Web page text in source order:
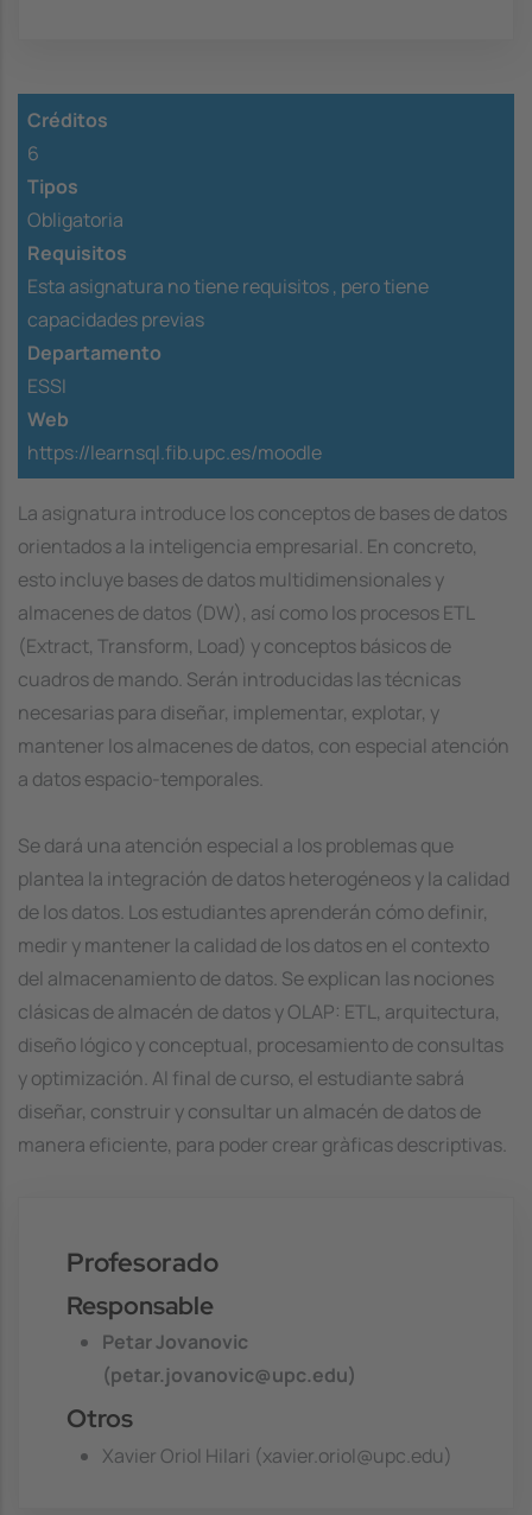
Créditos
6
Tipos
Obligatoria
Requisitos
Esta asignatura no tiene requisitos , pero tiene
capacidades previas
Departamento
ESSI
Web
https://learnsql.fib.upc.es/moodle
La asignatura introduce los conceptos de bases de datos
orientados a la inteligencia empresarial. En concreto,
esto incluye bases de datos multidimensionales y
almacenes de datos (DW), así como los procesos ETL
(Extract, Transform, Load) y conceptos básicos de
cuadros de mando. Serán introducidas las técnicas
necesarias para diseñar, implementar, explotar, y
mantener los almacenes de datos, con especial atención
a datos espacio-temporales.
Se dará una atención especial a los problemas que
plantea la integración de datos heterogéneos y la calidad
de los datos. Los estudiantes aprenderán cómo definir,
medir y mantener la calidad de los datos en el contexto
del almacenamiento de datos. Se explican las nociones
clásicas de almacén de datos y OLAP: ETL, arquitectura,
diseño lógico y conceptual, procesamiento de consultas
y optimización. Al final de curso, el estudiante sabrá
diseñar, construir y consultar un almacén de datos de
manera eficiente, para poder crear gràficas descriptivas.
Profesorado
Responsable
Petar Jovanovic
(petar.jovanovic@upc.edu)
Otros
Xavier Oriol Hilari (xavier.oriol@upc.edu)